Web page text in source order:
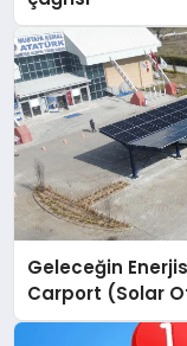
Geleceğin
Carport (Solar